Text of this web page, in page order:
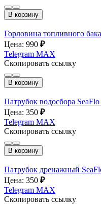
В корзину
Горловина топливного
Цена: 990 ₽
Telegram MAX
Скопировать ссылку
В корзину
Патрубок водосбора
Цена: 350 ₽
Telegram MAX
Скопировать ссылку
В корзину
Патрубок дренажный
Цена: 350 ₽
Telegram MAX
Скопировать ссылку